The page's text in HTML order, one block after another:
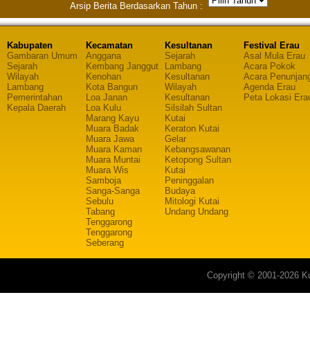
Arsip Berita Berdasarkan Tahun :
Kabupaten
Gambaran Umum
Sejarah
Wilayah
Lambang
Pemerintahan
Kepala Daerah
Kecamatan
Anggana
Kembang Janggut
Kenohan
Kota Bangun
Loa Janan
Loa Kulu
Marang Kayu
Muara Badak
Muara Jawa
Muara Kaman
Muara Muntai
Muara Wis
Samboja
Sanga-Sanga
Sebulu
Tabang
Tenggarong
Tenggarong
Seberang
Kesultanan
Sejarah
Lambang
Kesultanan
Wilayah
Kesultanan
Silsilah Sultan
Kutai
Keraton Kutai
Gelar
Kebangsawanan
Ketopong Sultan
Kutai
Peninggalan
Budaya
Mitologi Kutai
Undang Undang
Festival Erau
Asal Mula Erau
Acara Pokok
Acara
Agenda Erau
Peta Lokasi
Copyright © 2001-2026